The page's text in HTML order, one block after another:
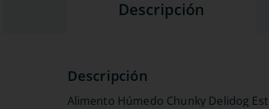
Descripción
Alimento Húmedo Chunky Delidog